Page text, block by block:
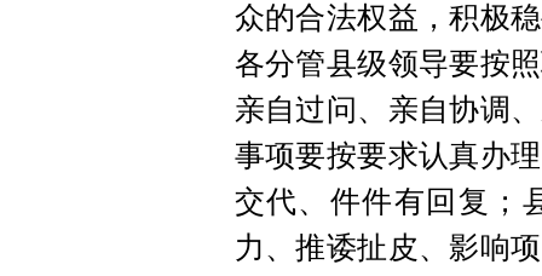
众的合法权益，积极
各分管县级领导要按
亲自过问、亲自协调
事项要按要求认真办
交代、件件有回复；
力、推诿扯皮、影响